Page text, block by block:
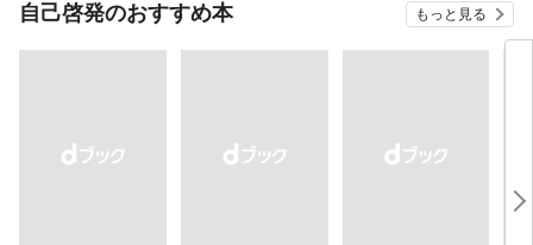
自己啓発のおすすめ本 もっと見る